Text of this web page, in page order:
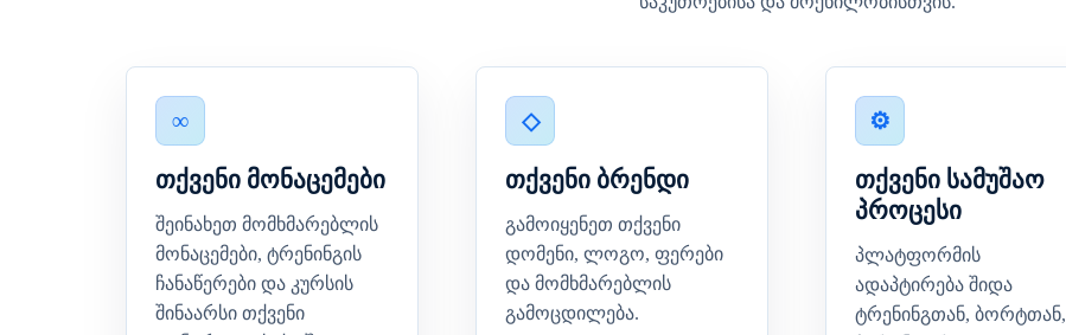
თქვენი მონაცემები
შეინახეთ მომხმარებლის
მონაცემები, ტრენინგის
ჩანაწერები და კურსის
შინაარსი თქვენი
თქვენი ბრენდი
გამოიყენეთ თქვენი
დომენი, ლოგო, ფერები
და მომხმარებლის
გამოცდილება.
თქვენი სამუშაო
პროცესი
პლატფორმის
ადაპტირება შიდა
ტრენინგთან, ბორტთან,